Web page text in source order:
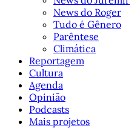
News do Roger
Tudo é Gênero
Parêntese
Climática
Reportagem
Cultura
Agenda
Opinião
Podcasts
Mais projetos